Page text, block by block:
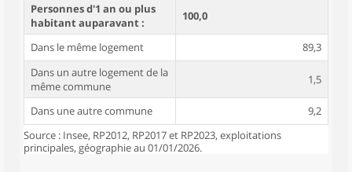
Personnes d'1 an ou plus
habitant auparavant :
100,0
Dans le même logement
89,3
Dans un autre logement de la
même commune
1,5
Dans une autre commune
9,2
Source : Insee, RP2012, RP2017 et RP2023, exploitations
principales, géographie au 01/01/2026.